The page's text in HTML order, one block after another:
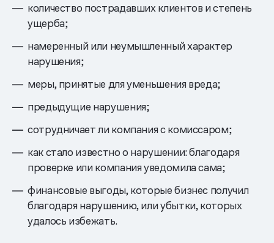
количество пострадавших клиентов и степень
ущерба;
намеренный или неумышленный характер
нарушения;
меры, принятые для уменьшения вреда;
предыдущие нарушения;
сотрудничает ли компания с комиссаром;
как стало известно о нарушении: благодаря
проверке или компания уведомила сама;
финансовые выгоды, которые бизнес получил
благодаря нарушению, или убытки, которых
удалось избежать.